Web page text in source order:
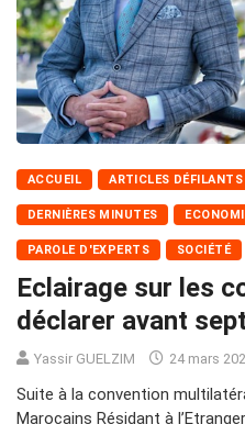
ACCUEIL ARTICLES DÉFILANTS
DERNIÈRES MINUTES
PAROLE D'EXPERTS SOCIÉTÉ
Eclairage sur les
déclarer avant
Yassir GUELZIM 24 mars
Suite à la convention
Marocains Résidant à